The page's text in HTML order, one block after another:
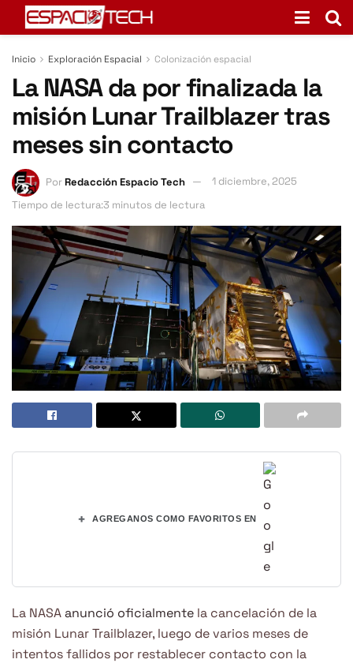
Inicio Exploración Espacial Colonización espacial
La NASA da por finalizada la
misión Lunar Trailblazer tras
meses sin contacto
PorRedacción Espacio Tech
1 diciembre, 2025
Tiempo de lectura:3 minutos de lectura
+ AGREGANOS COMO FAVORITOS EN
La NASAanunció oficialmente la cancelación de la
misión Lunar Trailblazer, luego de varios meses de
intentos fallidos por restablecer contacto con la